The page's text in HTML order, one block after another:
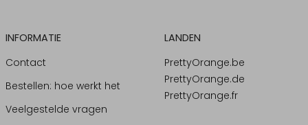
INFORMATIE
Contact
Bestellen: hoe werkt het
Veelgestelde vragen
LANDEN
PrettyOrange.be
PrettyOrange.de
PrettyOrange.fr